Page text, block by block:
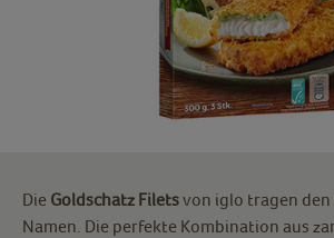
Die Goldschatz Filetsvon iglo tragen den
Namen. Die perfekte Kombination aus